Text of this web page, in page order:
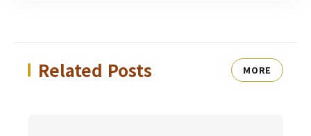
Related Posts MORE